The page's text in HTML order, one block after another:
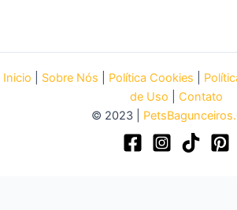
Inicio Sobre Nós Política Cookies
de Uso
Contato
© 2023 |